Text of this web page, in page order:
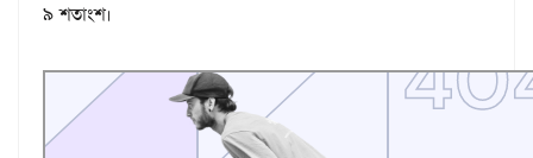
৯ শতাংশ।